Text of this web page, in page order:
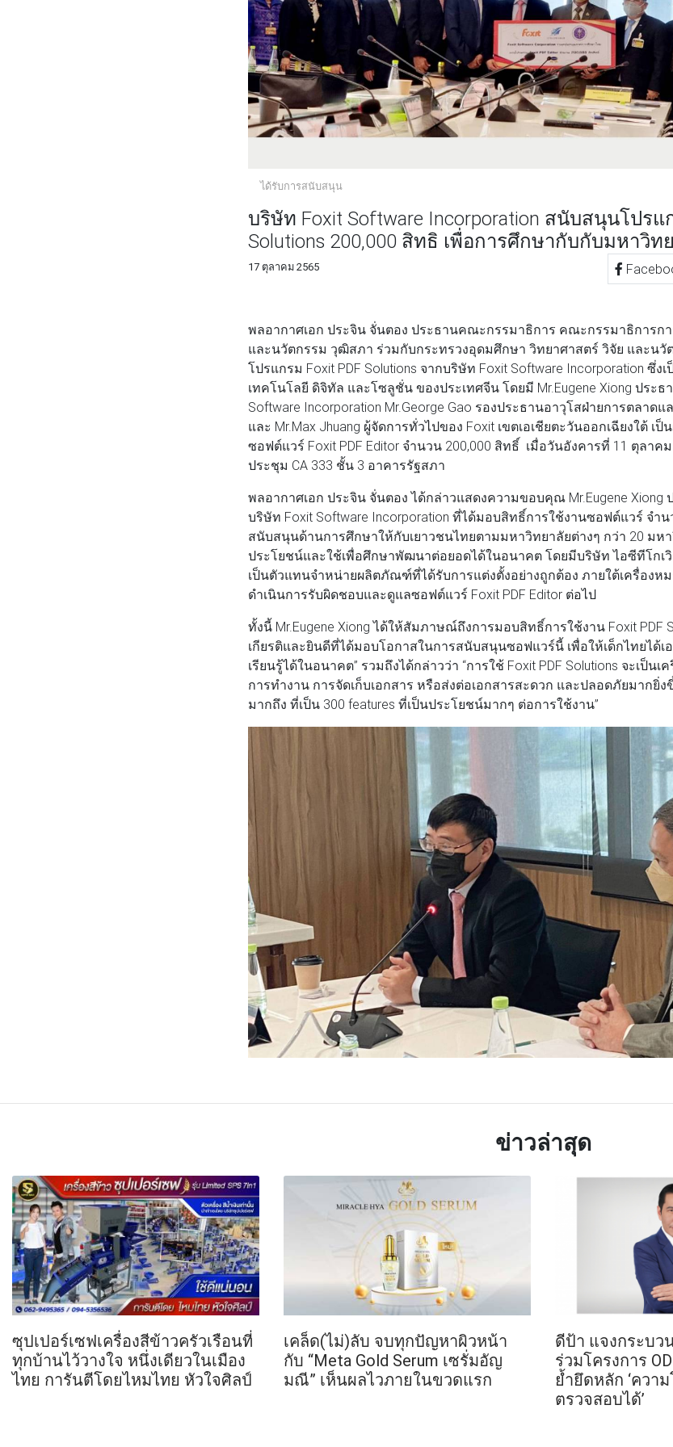
ได้รับการสนับสนุน
บริษัท Foxit Software Incorporation สนับสนุนโปรแ
Solutions 200,000 สิทธิ เพื่อการศึกษากับกับมหาวิท
17 ตุลาคม 2565
พลอากาศเอก ประจิน จั่นตอง ประธานคณะกรรมาธิการ คณะกรรมาธิการก
และนวัตกรรม วุฒิสภา ร่วมกับกระทรวงอุดมศึกษา วิทยาศาสตร์ วิจัย และน
โปรแกรม Foxit PDF Solutions จากบริษัท Foxit Software Incorporation
เทคโนโลยี ดิจิทัล และโซลูชั่น ของประเทศจีน โดยมี Mr.Eugene Xiong ประ
Software Incorporation Mr.George Gao รองประธานอาวุโสฝ่ายการตลาด
และ Mr.Max Jhuang ผู้จัดการทั่วไปของ Foxit เขตเอเชียตะวันออกเฉียงใต้ เ
ซอฟต์แวร์ Foxit PDF Editor จำนวน 200,000 สิทธิ์ เมื่อวันอังคารที่ 11 ตุลาค
ประชุม CA 333 ชั้น 3 อาคารรัฐสภา
พลอากาศเอก ประจิน จั่นตอง ได้กล่าวแสดงความขอบคุณ Mr.Eugene Xiong
บริษัท Foxit Software Incorporation ที่ได้มอบสิทธิ์การใช้งานซอฟต์แวร์ จำน
สนับสนุนด้านการศึกษาให้กับเยาวชนไทยตามมหาวิทยาลัยต่างๆ กว่า 20 มหา
ประโยชน์และใช้เพื่อศึกษาพัฒนาต่อยอดได้ในอนาคต โดยมีบริษัท ไอซีทีโกเวิ
เป็นตัวแทนจำหน่ายผลิตภัณฑ์ที่ได้รับการแต่งตั้งอย่างถูกต้อง ภายใต้เครื่องห
ดำเนินการรับผิดชอบและดูแลซอฟต์แวร์ Foxit PDF Editor ต่อไป
ทั้งนี้ Mr.Eugene Xiong ได้ให้สัมภาษณ์ถึงการมอบสิทธิ์การใช้งาน Foxit PDF
เกียรติและยินดีที่ได้มอบโอกาสในการสนับสนุนซอฟแวร์นี้ เพื่อให้เด็กไทยได้เ
เรียนรู้ได้ในอนาคต” รวมถึงได้กล่าวว่า “การใช้ Foxit PDF Solutions จะเป็
การทำงาน การจัดเก็บเอกสาร หรือส่งต่อเอกสารสะดวก และปลอดภัยมากยิ่
มากถึง ที่เป็น 300 features ที่เป็นประโยชน์มากๆ ต่อการใช้งาน”
ข่าวล่าสุด
ซุปเปอร์เซฟเครื่องสีข้าวครัวเรือนที่
ทุกบ้านไว้วางใจ หนึ่งเดียวในเมือง
ไทย การันตีโดยไหมไทย หัวใจศิลป์
เคล็ด(ไม่)ลับ จบทุกปัญหาผิวหน้า
กับ “Meta Gold Serum เซรั่มอัญ
มณี” เห็นผลไวภายในขวดแรก
ดีป้า แจงกระบว
ร่วมโครงการ
ย้ำยึดหลัก ‘ควา
ตรวจสอบได้’